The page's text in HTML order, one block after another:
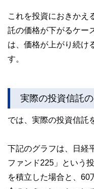
これを投資におきかえ
託の価格が下がるケー
は、価格が上がり続け
す。
実際の投資信託
では、実際の投資信託
下記のグラフは、日経
ファンド225」という
を積立した場合と、60